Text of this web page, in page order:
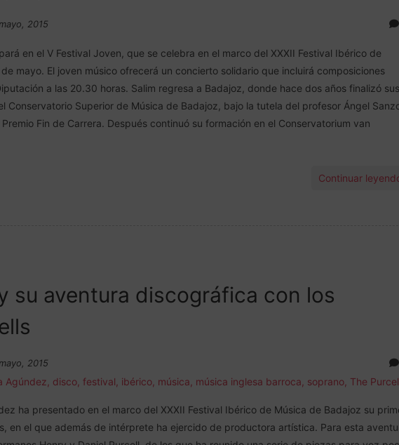
2015
en el V Festival Joven, que se celebra en el marco del XXXII Festival Ibérico de
mayo. El joven músico ofrecerá un concierto solidario que incluirá composiciones
a las 20.30 horas. Salim regresa a Badajoz, donde hace dos años finalizó sus
Conservatorio Superior de Música de Badajoz, bajo la tutela del profesor Ángel
Fin de Carrera. Después continuó su formación en el Conservatorium van
Continuar
su aventura discográfica con los
2015
Agúndez disco festival ibérico música música inglesa barroca soprano The
ha presentado en el marco del XXXII Festival Ibérico de Música de Badajoz su
en el que además de intérprete ha ejercido de productora artística. Para esta